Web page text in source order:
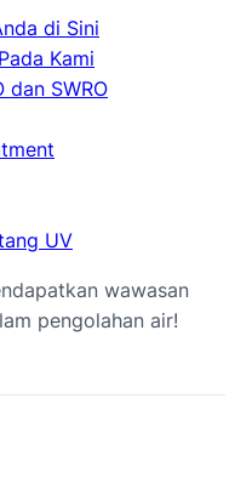
di Sini
Kami
dan SWRO
UV
wawasan
pengolahan air!